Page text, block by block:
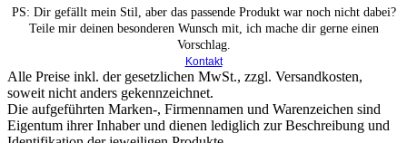
PS: Dir gefällt mein Stil, aber das passende Produkt war noch nicht dabei?
Teile mir deinen besonderen Wunsch mit, ich mache dir gerne einen
Vorschlag.
Kontakt
Alle Preise inkl. der gesetzlichen MwSt., zzgl. Versandkosten,
soweit nicht anders gekennzeichnet.
Die aufgeführten Marken-, Firmennamen und Warenzeichen sind
Eigentum ihrer Inhaber und dienen lediglich zur Beschreibung und